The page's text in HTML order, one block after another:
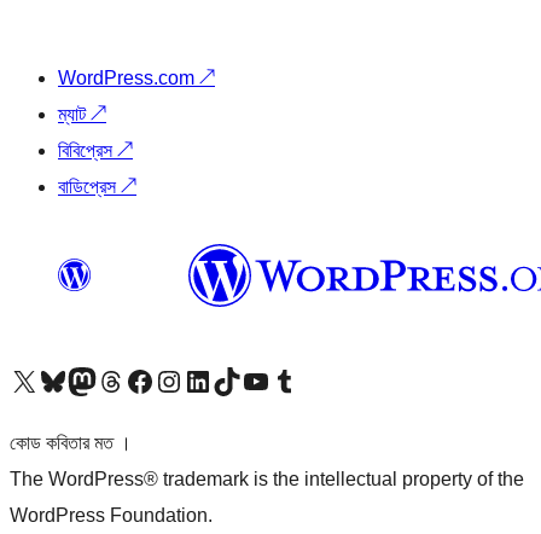
WordPress.com ↗
ম্যাট↗
বিবিপ্রেস↗
বাডিপ্রেস↗
আমাদের X (আগের টুইটার) অ্যাকাউন্টে যানআমাদের Bluesky অ্যাকাউন্টটি দেখুনআমাদের মাস্টোডন অ্যাকাউন্টটি দেখুনআমাদের থ্রেডস অ্যাকাউন্টটি দেখুনআমাদের ফেসবুক পেজ দেখুনআমাদের ইন্সটাগ্রাম অ্যাকাউন্ট দেখুনআমাদের লিঙ্কডইন অ্যাকাউন্টে যানআমাদের TikTok অ্যাকাউন্টটি দেখুনআমাদের ইউটিউব চ্যানেলে যান আমাদের টাম্বলার অ্যাকাউন্ট দেখুন
কোড কবিতার মত ।
The WordPress® trademark is the intellectual property of the
WordPress Foundation.